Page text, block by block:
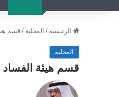
الرئيسية / المحلية / قسم
المحلية
قسم هيئة الفساد